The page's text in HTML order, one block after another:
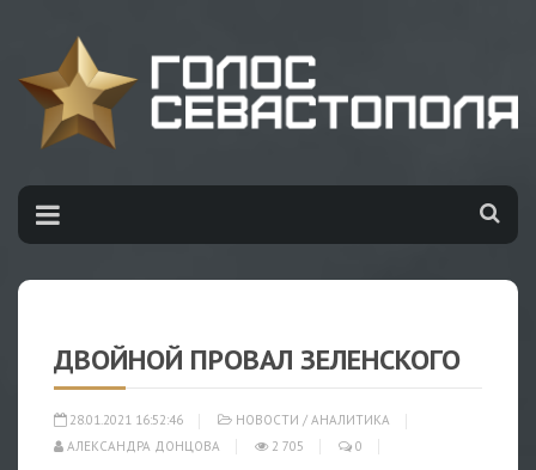
ДВОЙНОЙ ПРОВАЛ ЗЕЛЕНСКОГО
28.01.2021 16:52:46 НОВОСТИ / АНАЛИТИКА
АЛЕКСАНДРА ДОНЦОВА
2 705 0